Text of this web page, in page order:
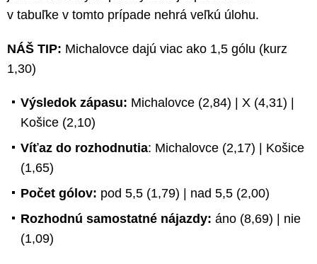
v tabuľke v tomto prípade nehrá veľkú úlohu.
NÁŠ TIP: Michalovce dajú viac ako 1,5 gólu (kurz
1,30)
Výsledok zápasu: Michalovce (2,84) | X (4,31) |
Košice (2,10)
Víťaz do rozhodnutia: Michalovce (2,17) | Košice
(1,65)
Počet gólov: pod 5,5 (1,79) | nad 5,5 (2,00)
Rozhodnú samostatné nájazdy: áno (8,69) | nie
(1,09)